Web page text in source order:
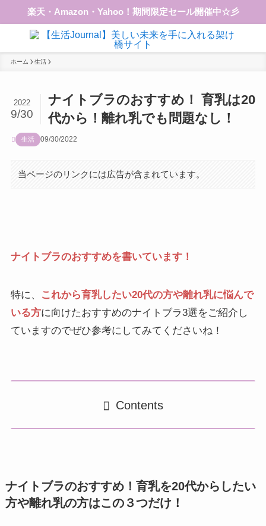
楽天・Amazon・Yahoo！期間限定セール開催中☆彡
ホーム 生活
ナイトブラのおすすめ！ 育乳は20
代から！離れ乳でも問題なし！
2022
9/30
生活 09/30/2022
当ページのリンクには広告が含まれています。
ナイトブラのおすすめを書いています！
特に、
これから育乳したい20代の方や離れ乳に悩んで
いる方に向けたおすすめのナイトブラ3選をご紹介し
ていますのでぜひ参考にしてみてくださいね！
Contents
ナイトブラのおすすめ！育乳を20代からしたい
方や離れ乳の方はこの３つだけ！